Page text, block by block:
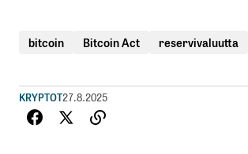
bitcoin Bitcoin Act reservivaluutta
KRYPTOT27.8.2025